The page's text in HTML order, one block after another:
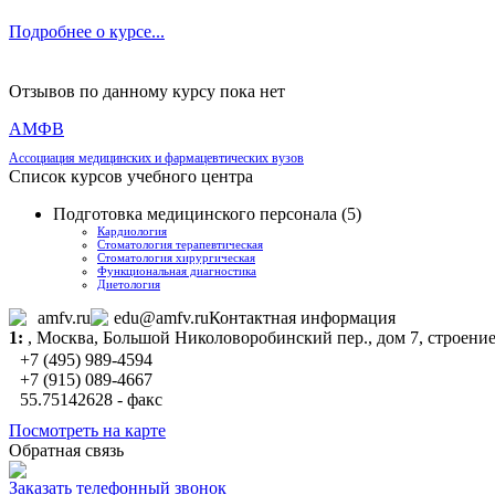
Подробнее о курсе...
Отзывов по данному курсу пока нет
АМФВ
Ассоциация медицинских и фармацевтических вузов
Список курсов учебного центра
Подготовка медицинского персонала (5)
Кардиология
Стоматология терапевтическая
Стоматология хирургическая
Функциональная диагностика
Диетология
amfv.ru edu@amfv.ruКонтактная информация
1: , Москва, Большой Николоворобинский пер., дом 7,
+7 (495) 989-4594
+7 (915) 089-4667
55.75142628 - факс
Посмотреть на карте
Обратная связь
Заказать телефонный звонок